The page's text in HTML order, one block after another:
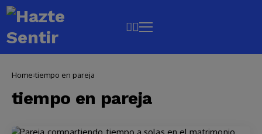
Home tiempo en pareja
tiempo en pareja